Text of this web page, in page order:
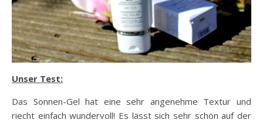
Unser Test:
Das Sonnen-Gel hat eine sehr angenehme Textur und
riecht einfach wundervoll! Es lässt sich sehr schön auf der